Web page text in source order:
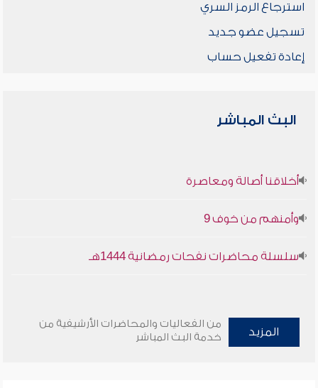
استرجاع الرمز السري
تسجيل عضو جديد
إعادة تفعيل حساب
البث المباشر
أخلاقنا أصالة ومعاصرة
وأمنهم من خوف 9
سلسلة محاضرات نفحات رمضانية 1444هـ
المزيد
من الفعاليات والمحاضرات الأرشيفية من
خدمة البث المباشر